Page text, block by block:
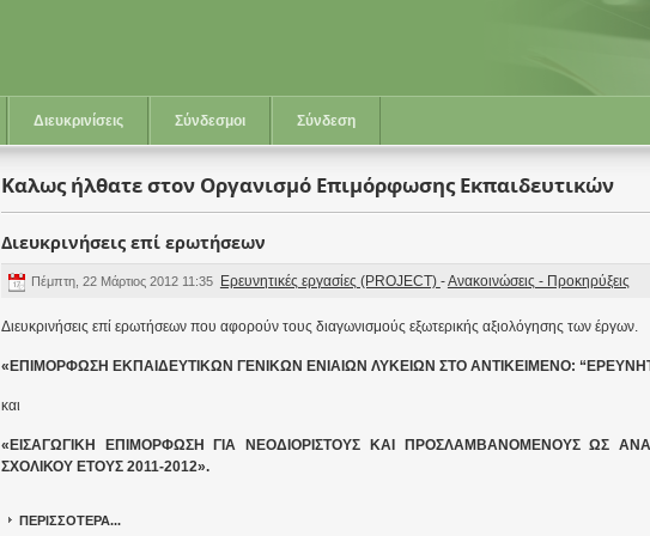
Διευκρινίσεις Σύνδεσμοι Σύνδεση
Καλως ήλθατε στον Οργανισμό Επιμόρφωσης Εκπαιδευτικών
Διευκρινήσεις επί ερωτήσεων
Πέμπτη, 22 Μάρτιος 2012 11:35 Ερευνητικές εργασίες (PROJECT) -Ανακοινώσεις - Προκηρύξεις
Διευκρινήσεις επί ερωτήσεωνπου αφορούν τους διαγωνισμούς εξωτερικής αξιολόγησης των έργων.
«ΕΠΙΜΟΡΦΩΣΗ ΕΚΠΑΙΔΕΥΤΙΚΩΝ ΓΕΝΙΚΩΝ ΕΝΙΑΙΩΝ ΛΥΚΕΙΩΝ ΣΤΟ ΑΝΤΙΚΕΙΜΕΝΟ:
και
«ΕΙΣΑΓΩΓΙΚΗ ΕΠΙΜΟΡΦΩΣΗ ΓΙΑ ΝΕΟΔΙΟΡΙΣΤΟΥΣ ΚΑΙ ΠΡΟΣΛΑΜΒΑΝΟΜΕΝΟΥΣ ΩΣ
ΣΧΟΛΙΚΟΥ ΕΤΟΥΣ 2011-2012».
ΠΕΡΙΣΣΟΤΕΡΑ...